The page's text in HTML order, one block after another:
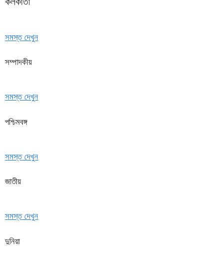
সমস্ত দেখুন
সম্পাদকীয়
সমস্ত দেখুন
পশ্চিমবঙ্গ
সমস্ত দেখুন
জাতীয়
সমস্ত দেখুন
দুনিয়া